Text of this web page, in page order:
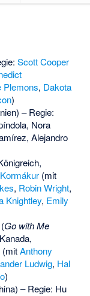
Scott Cooper
Plemons, Dakota
)
– Regie:
, Nora
, Alejandro
(mit
, Robin Wright,
Knightley, Emily
Go with Me
(mitAnthony
Ludwig, Hal
)
– Regie: Hu